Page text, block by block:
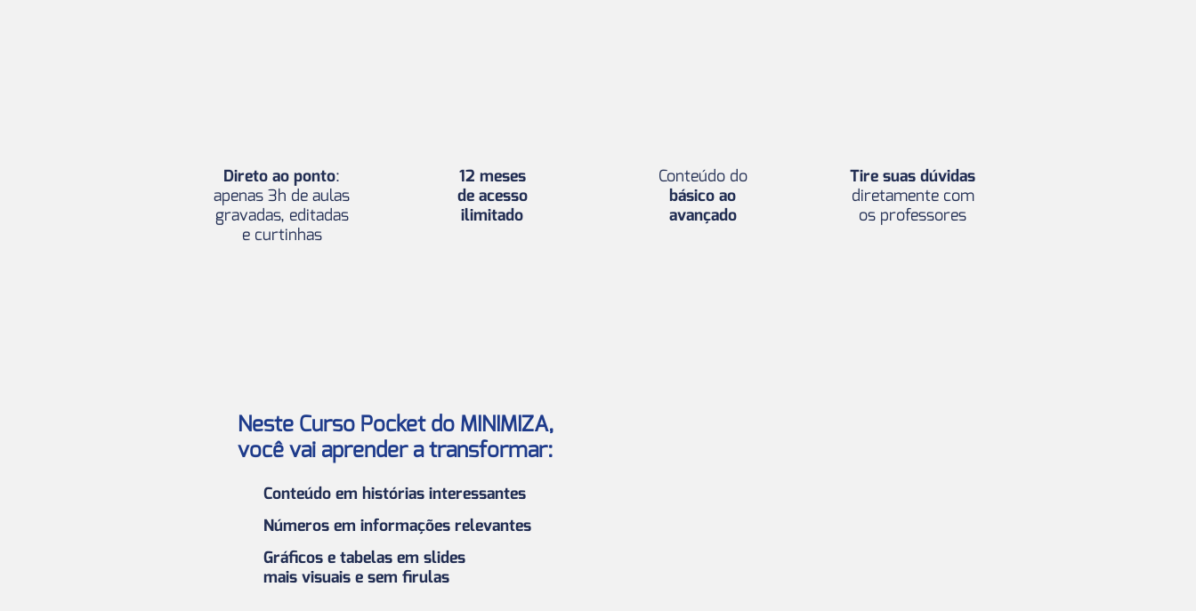
Direto ao ponto:
apenas 3h de aulas
gravadas, editadas
e curtinhas
12 meses
de acesso
ilimitado
Conteúdo do
básico ao
avançado
Tire suas dúvidas
diretamente com
os professores
Neste Curso Pocket do MINIMIZA,
você vai aprender a transformar:
Conteúdo em histórias interessantes
Números em informações relevantes
Gráficos e tabelas em slides
mais visuais e sem firulas